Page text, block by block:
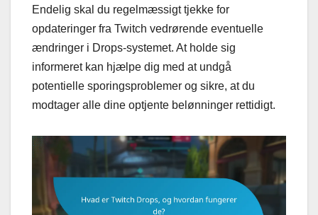
Endelig skal du regelmæssigt tjekke for
opdateringer fra Twitch vedrørende eventuelle
ændringer i Drops-systemet. At holde sig
informeret kan hjælpe dig med at undgå
potentielle sporingsproblemer og sikre, at du
modtager alle dine optjente belønninger rettidigt.